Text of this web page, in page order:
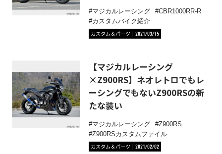
マジカルレーシング
CBR1000RR-R
カスタムバイク紹介
カスタム＆パーツ
2021/03/15
【マジカルレーシング
×Z900RS】ネオレトロでもレ
ーシングでもないZ900RSの新
たな装い
マジカルレーシング
Z900RS
Z900RSカスタムファイル
カスタム＆パーツ
2021/02/02